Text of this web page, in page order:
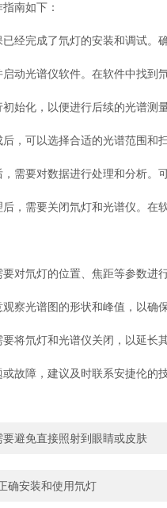
南如下：
完成了氘灯的安装和调试。
光谱仪软件。在软件中找到氘
化，以便进行后续的光谱测
可以选择合适的光谱范围和扫
要对数据进行处理和分析。可
需要关闭氘灯和光谱仪。在
氘灯的位置、焦距等参数进行
光谱图的形状和峰值，以确保
氘灯和光谱仪关闭，以延长其
障，建议及时联系安捷伦的技
避免直接照射到眼睛或皮肤
确安装和使用氘灯